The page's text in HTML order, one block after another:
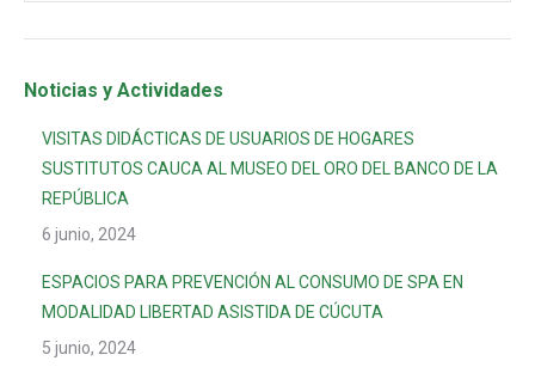
Noticias y Actividades
VISITAS DIDÁCTICAS DE USUARIOS DE HOGARES
SUSTITUTOS CAUCA AL MUSEO DEL ORO DEL BANCO DE LA
REPÚBLICA
6 junio, 2024
ESPACIOS PARA PREVENCIÓN AL CONSUMO DE SPA EN
MODALIDAD LIBERTAD ASISTIDA DE CÚCUTA
5 junio, 2024